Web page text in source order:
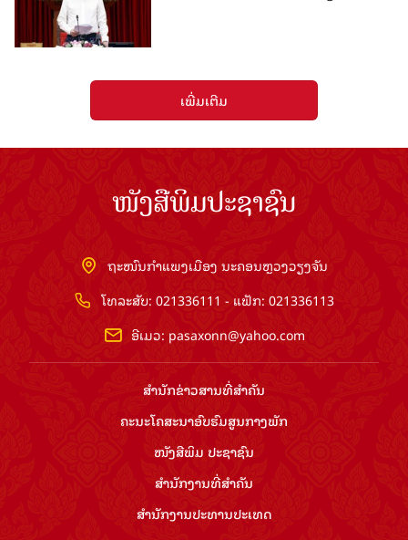
ເພີ່ມເຕີມ
ໜັງສືພິມປະຊາຊົນ
ຖະໜົນກຳແພງເມືອງ ນະຄອນຫຼວງວຽງຈັນ
ໂທລະສັບ: 021336111 - ແຟັກ: 021336113
ອີເມວ: pasaxonn@yahoo.com
ສຳ​ນັກ​ຂ່າວ​ສານ​ທີ່​ສຳ​ຄັນ​
ຄະນະໂຄສະນາອົບຮົມ​ສູນ​ກາງ​ພັກ
ໜັງສືພິມ ປະ​ຊາ​ຊົນ
ສຳ​ນັກ​ງານ​ທີ່​ສຳ​ຄັນ
ສຳ​ນັກ​ງານ​ປະ​ທານ​ປະ​ເທດ